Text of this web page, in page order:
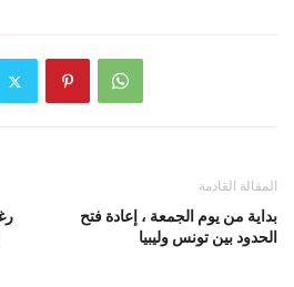
المقالة القادمة
بداية من يوم الجمعة ، إعادة فتح
الحدود بين تونس وليبيا